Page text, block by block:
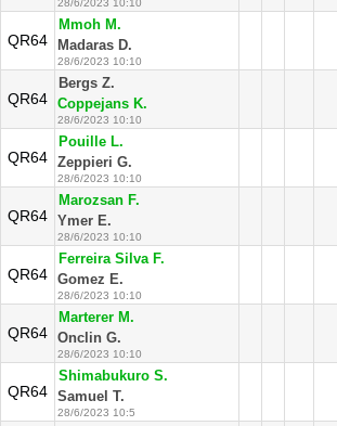
28/6/2023 10:10
QR64
Mmoh M.
Madaras D.
28/6/2023 10:10
QR64
Bergs Z.
Coppejans K.
28/6/2023 10:10
QR64
Pouille L.
Zeppieri G.
28/6/2023 10:10
QR64
Marozsan F.
Ymer E.
28/6/2023 10:10
QR64
Ferreira Silva F.
Gomez E.
28/6/2023 10:10
QR64
Marterer M.
Onclin G.
28/6/2023 10:10
QR64
Shimabukuro S.
Samuel T.
28/6/2023 10:5